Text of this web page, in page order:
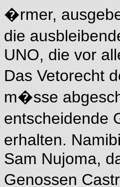
�rmer,
die
UNO, die vor
Das Vetorecht
m�sse
entscheidende
erhalten.
Sam Nujoma,
Genossen